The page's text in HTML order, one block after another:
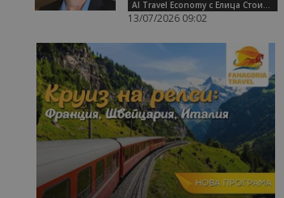
AI Travel Economy с Елица Стоилова
13/07/2026 09:02